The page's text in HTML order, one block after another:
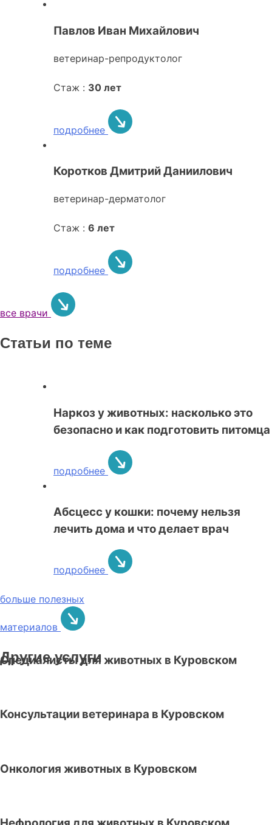
Павлов Иван Михайлович
ветеринар-репродуктолог
Стаж : 30 лет
подробнее
Коротков Дмитрий Даниилович
ветеринар-дерматолог
Стаж : 6 лет
подробнее
все врачи
Статьи по теме
Наркоз у животных: насколько это
безопасно и как подготовить питомца
подробнее
Абсцесс у кошки: почему нельзя
лечить дома и что делает врач
подробнее
больше полезных
материалов
Другие услуги
Специалисты для животных в Куровском
Консультации ветеринара в Куровском
Онкология животных в Куровском